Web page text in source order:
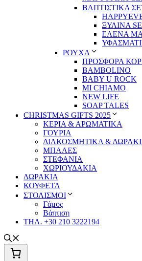
ΒΑΠΤΙΣΤΙΚΑ
ΞΥΛΙΝΑ
ΕΛΕΝΑ
ΡΟΥΧΑ
ΠΡΟΣΦΟΡΑ
BAMBOLINO
BABY U ROCK
MI CHIAMO
NEW LIFE
SOAP TALES
CHRISTMAS GIFTS 2025
ΚΕΡΙΑ & ΑΡΩΜΑΤΙΚΑ
ΓΟΥΡΙΑ
ΔΙΑΚΟΣΜΗΤΙΚΑ &
ΜΠΑΛΕΣ
ΣΤΕΦΑΝΙΑ
ΧΩΡΙΟΥΔΑΚΙΑ
ΔΩΡΑΚΙΑ
ΚΟΥΦΕΤΑ
ΣΤΟΛΙΣΜΟΙ
Γάμος
Βάπτιση
ΤΗΛ. +30 210 3222194